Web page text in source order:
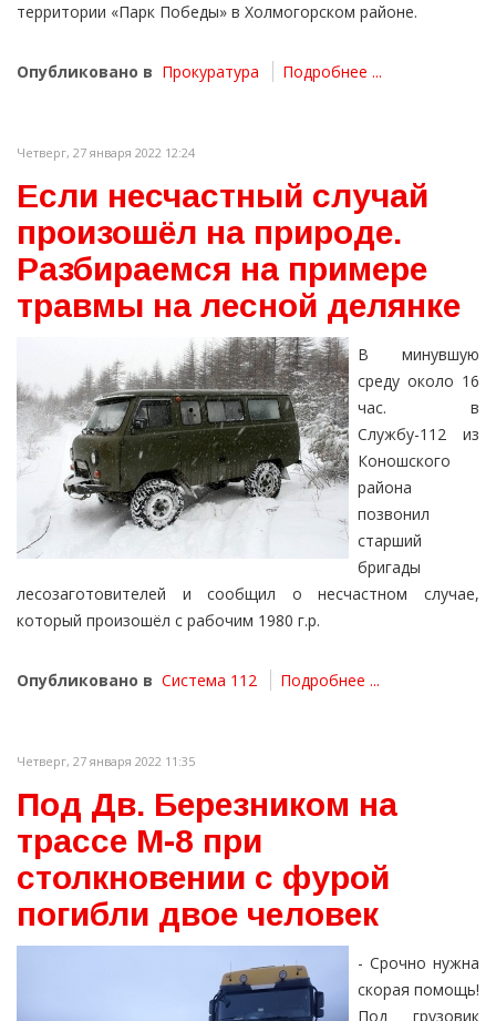
территории «Парк Победы» в Холмогорском районе.
Опубликовано в Прокуратура Подробнее ...
Четверг, 27 января 2022 12:24
Если несчастный случай
произошёл на природе.
Разбираемся на примере
травмы на лесной делянке
В минувшую
среду около 16
час. в
Службу-112 из
Коношского
района
позвонил
старший
бригады
лесозаготовителей и сообщил о несчастном случае,
который произошёл с рабочим 1980 г.р.
Опубликовано в Система 112 Подробнее ...
Четверг, 27 января 2022 11:35
Под Дв. Березником на
трассе М-8 при
столкновении с фурой
погибли двое человек
- Срочно нужна
скорая помощь!
Под грузовик